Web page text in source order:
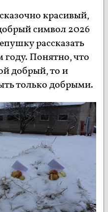
красивый,
символ 2026
рассказать
году. Понятно, что
добрый, то и
только добрыми.